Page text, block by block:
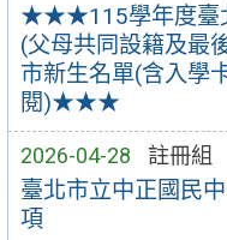
★★★115學年度臺
(父母共同設籍及最
市新生名單(含入學
閱)★★★
2026-04-28 註冊組
臺北市立中正國民
項